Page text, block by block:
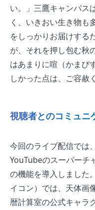
い。」三鷹キャンパス
く、いきおい生き物も
をしっかりお届けする
が、それを押し包む秋
はあまりに喧（かまび
しかった点は、ご容赦
視聴者とのコミュニ
今回のライブ配信では
YouTubeのスーパーチ
の機能を導入しました
イコン）では、天体画
暦計算室の公式キャラ